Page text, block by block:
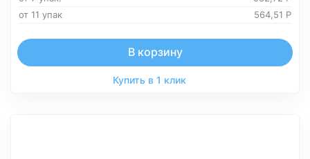
от 11 упак
564,51 Р
В корзину
Купить в 1 клик